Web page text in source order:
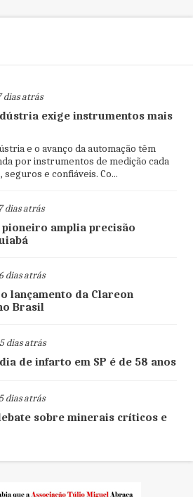
atrás
exige instrumentos mais
e o avanço da automação têm
por instrumentos de medição cada
e confiáveis. Co...
dias atrás
amplia precisão
dias atrás
lançamento da Clareon
Brasil
dias atrás
de infarto em SP é de 58 anos
dias atrás
sobre minerais críticos e